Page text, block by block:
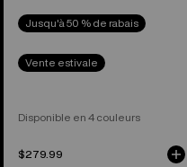
Jusqu'à 50 % de rabais
Vente estivale
Disponible en 4 couleurs
$279.99